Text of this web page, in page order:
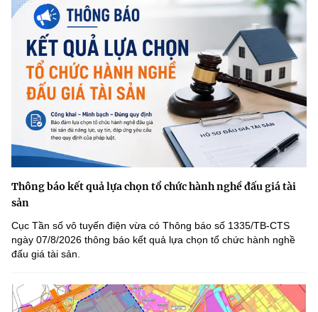
Thông báo kết quả lựa chọn tổ chức hành nghề đấu giá tài
sản
Cục Tần số vô tuyến điện vừa có Thông báo số 1335/TB-CTS
ngày 07/8/2026 thông báo kết quả lựa chọn tổ chức hành nghề
đấu giá tài sản.